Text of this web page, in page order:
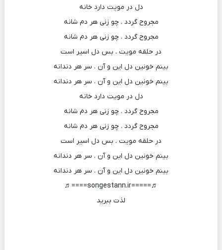
دل در مویت دارد خانه
مجروح گردد . چو زنی هر دم شانه
مجروح گردد . چو زنی هر دم شانه
در حلقه مویت . بس دل اسیر است
بینم خونین دل این و آن . سر هر دندانه
بینم خونین دل این و آن . سر هر دندانه
دل در مویت دارد خانه
مجروح گردد . چو زنی هر دم شانه
مجروح گردد . چو زنی هر دم شانه
در حلقه مویت . بس دل اسیر است
بینم خونین دل این و آن . سر هر دندانه
بینم خونین دل این و آن . سر هر دندانه
♬=====songestann.ir====♬
لذت ببرید